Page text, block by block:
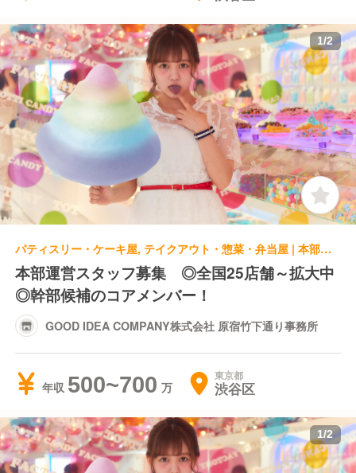
1/2
パティスリー・ケーキ屋, テイクアウト・惣菜・弁当屋 | 本部スタッフ | GOOD IDEA COMPANY株式会社 原宿竹下通り事務所
本部運営スタッフ募集 ◎全国25店舗～拡大中
◎幹部候補のコアメンバー！
GOOD IDEA COMPANY株式会社 原宿竹下通り事務所
年収 500~700 東京都
渋谷区
1/2